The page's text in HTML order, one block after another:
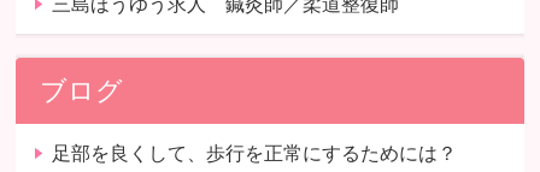
三島ほうゆう求人 鍼灸師／柔道整復師
ブログ
足部を良くして、歩行を正常にするためには？